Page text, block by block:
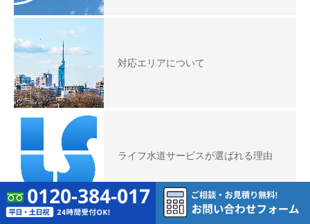
対応エリアについて
ライフ水道サービスが選ばれる理由